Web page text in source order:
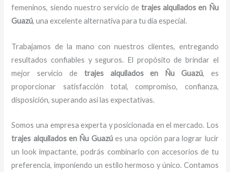
femeninos, siendo nuestro servicio detrajes alquilados en Ñu
Guazú, una excelente alternativa para tu día especial.
Trabajamos de la mano con nuestros clientes, entregando
resultados confiables y seguros. El propósito de brindar el
mejor servicio de trajes alquiladosen Ñu Guazú, es
proporcionar satisfacción total, compromiso, confianza,
disposición, superando así las expectativas.
Somos una empresa experta y posicionada en el mercado. Los
trajes alquiladosen Ñu Guazúes una opción para lograr lucir
un look impactante, podrás combinarlo con accesorios de tu
preferencia, imponiendo un estilo hermoso y único. Contamos